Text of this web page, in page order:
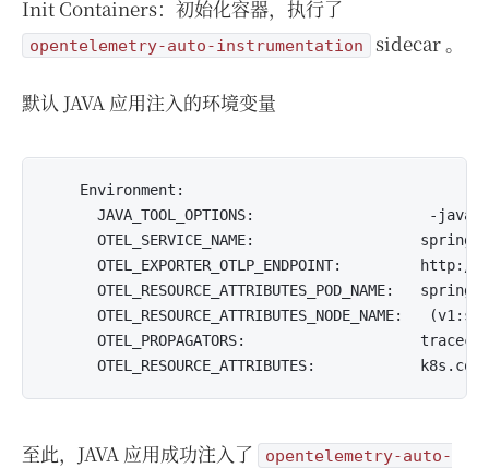
Init Containers：初始化容器，执行了
opentelemetry-auto-instrumentation sidecar 。
默认 JAVA 应用注入的环境变量
    Environment:
JAVA_TOOL_OPTIONS:                    -
OTEL_SERVICE_NAME:
OTEL_EXPORTER_OTLP_ENDPOINT:         http://
OTEL_RESOURCE_ATTRIBUTES_POD_NAME:
OTEL_RESOURCE_ATTRIBUTES_NODE_NAME:
OTEL_PROPAGATORS:
至此，JAVA 应用成功注入了
opentelemetry-auto-